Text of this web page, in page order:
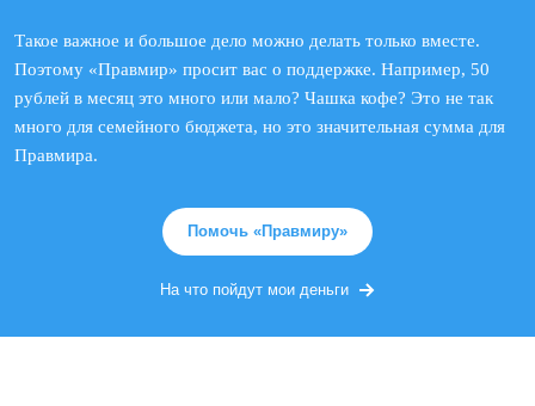
Такое важное и большое дело можно делать только вместе.
Поэтому «Правмир» просит вас о поддержке. Например, 50
рублей в месяц это много или мало? Чашка кофе? Это не так
много для семейного бюджета, но это значительная сумма для
Правмира.
Помочь «Правмиру»
На что пойдут мои деньги